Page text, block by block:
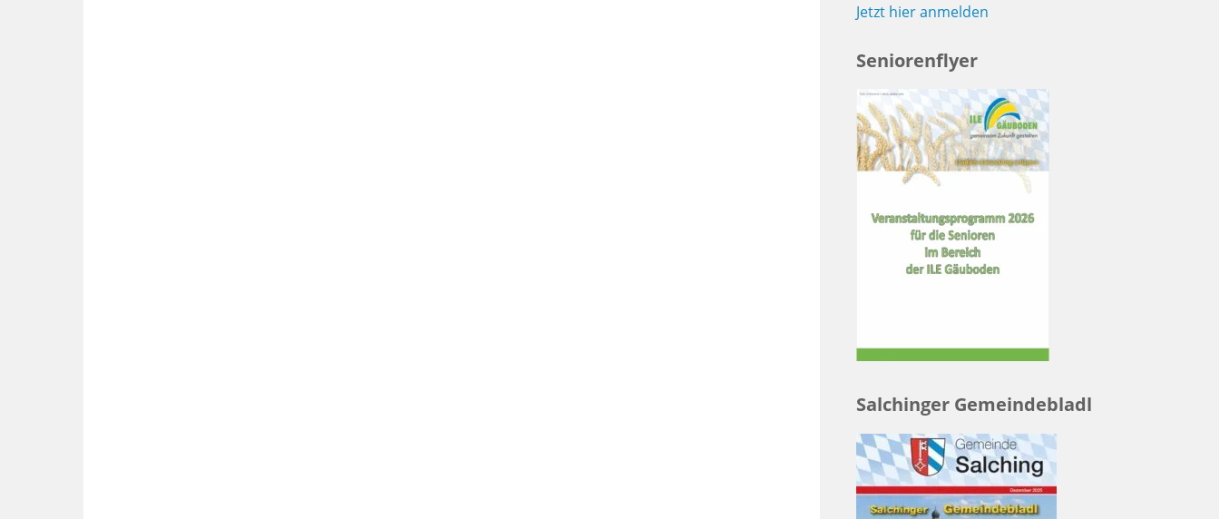
Jetzt hier anmelden
Seniorenflyer
Salchinger Gemeindebladl